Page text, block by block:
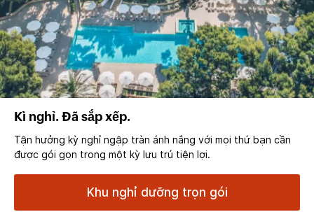
Kì nghỉ. Đã sắp xếp.
Tận hưởng kỳ nghỉ ngập tràn ánh nắng với mọi thứ bạn cần
được gói gọn trong một kỳ lưu trú tiện lợi.
Khu nghỉ dưỡng trọn gói